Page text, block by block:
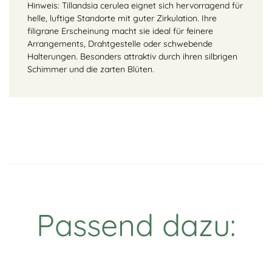
Hinweis: Tillandsia cerulea eignet sich hervorragend für
helle, luftige Standorte mit guter Zirkulation. Ihre
filigrane Erscheinung macht sie ideal für feinere
Arrangements, Drahtgestelle oder schwebende
Halterungen. Besonders attraktiv durch ihren silbrigen
Schimmer und die zarten Blüten.
Passend dazu: